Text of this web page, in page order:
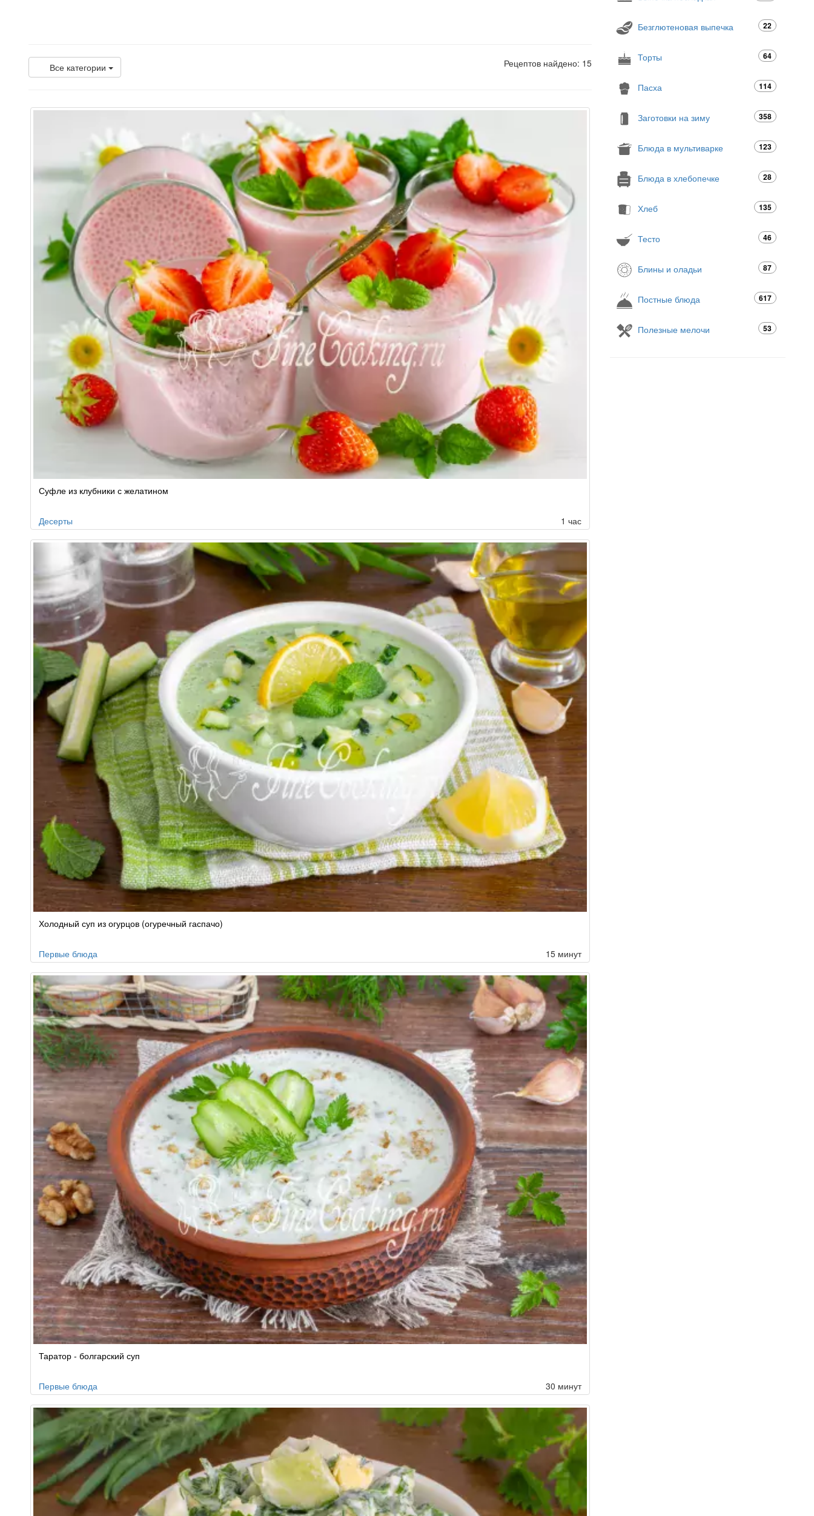
Все категории Рецептов найдено: 15
Суфле из клубники с желатином
Десерты 1 час
Холодный суп из огурцов (огуречный гаспачо)
Первые блюда 15 минут
Таратор - болгарский суп
Первые блюда 30 минут
Безглютеновая выпечка 22
Торты 64
Пасха 114
Заготовки на зиму 358
Блюда в мультиварке 123
Блюда в хлебопечке 28
Хлеб 135
Тесто 46
Блины и оладьи 87
Постные блюда 617
Полезные мелочи 53